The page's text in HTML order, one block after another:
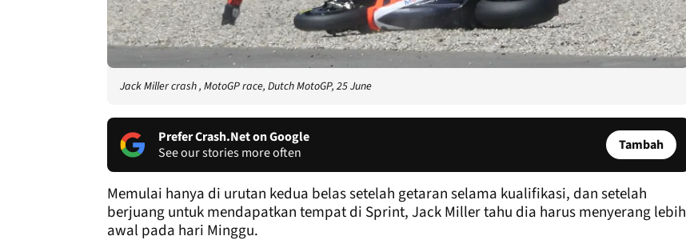
Jack Miller crash , MotoGP race, Dutch MotoGP, 25 June
Prefer Crash.Net on Google
See our stories more often
Tambah
Memulai hanya di urutan kedua belas setelah getaran selama kualifikasi, dan setelah
berjuang untuk mendapatkan tempat di Sprint, Jack Miller tahu dia harus menyerang lebih
awal pada hari Minggu.